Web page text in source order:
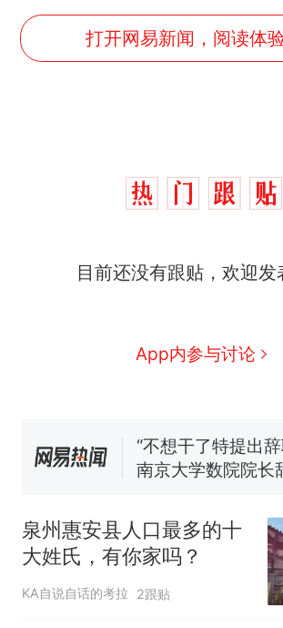
打开网易新闻，阅读体
目前还没有跟贴，欢迎发
App内参与讨论
热
西班牙飞地休
争议，此前一天内
洛哥涌入西班牙
新 费大厨“全国小
号，仅凭视频评出
140多朵
美国一场追捕行动
南京大学数院院长
传，院方回应：喻
任院长一职，不清
美国渔民钓获鲨鱼
回大海 目击者直呼
哥士兵搬起大石块
争议，此前一天内
泉州惠安县人口最多的十
大姓氏，有你家吗？
KA自说自话的考拉 2跟贴